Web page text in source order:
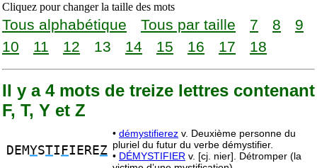
Cliquez pour changer la taille des mots
Tous alphabétique Tous par taille 7 8
9
10
11 12 13 14 15 16 17 18
Il y a 4 mots de treize lettres contenant
F, T, Y et Z
DEMYSTI FIEREZ
• démystifierez v. Deuxième personne du
pluriel du futur du verbe démystifier.
• DÉMYSTIFIER v. [cj. nier]. Détromper (la